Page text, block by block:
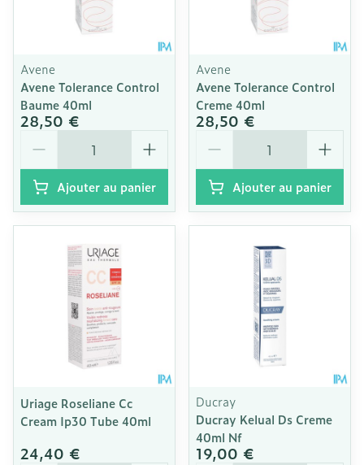
Avene
Avene Tolerance Control
Baume 40ml
28,50 €
Ajouter au panier
Avene
Avene Tolerance Control
Creme 40ml
28,50 €
Ajouter au panier
Uriage Roseliane Cc
Cream Ip30 Tube 40ml
24,40 €
Ducray
Ducray Kelual Ds Creme
40ml Nf
19,00 €